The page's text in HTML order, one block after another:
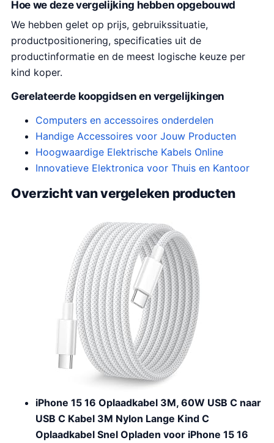
Hoe we deze vergelijking hebben opgebouwd
We hebben gelet op prijs, gebruikssituatie,
productpositionering, specificaties uit de
productinformatie en de meest logische keuze per
kind koper.
Gerelateerde koopgidsen en vergelijkingen
Computers en accessoires onderdelen
Handige Accessoires voor Jouw Producten
Hoogwaardige Elektrische Kabels Online
Innovatieve Elektronica voor Thuis en Kantoor
Overzicht van vergeleken producten
iPhone 15 16 Oplaadkabel 3M, 60W USB C naar
USB C Kabel 3M Nylon Lange Kind C
Oplaadkabel Snel Opladen voor iPhone 15 16